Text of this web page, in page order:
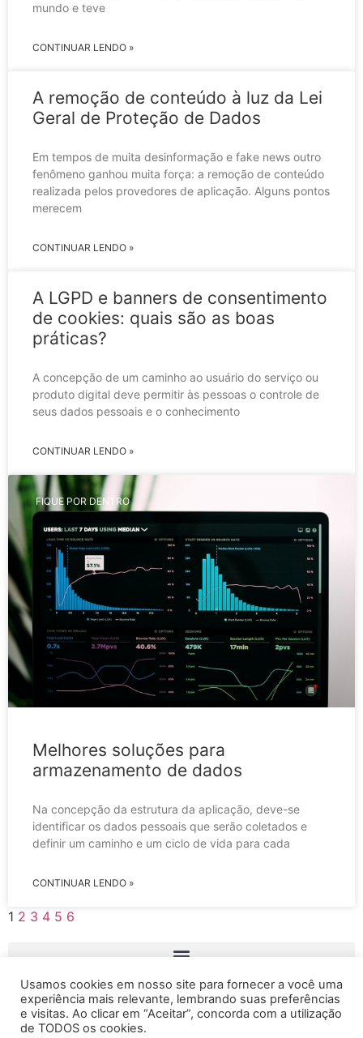
mundo e teve
CONTINUAR LENDO »
A remoção de conteúdo à luz da Lei
Geral de Proteção de Dados
Em tempos de muita desinformação e fake news outro
fenômeno ganhou muita força: a remoção de conteúdo
realizada pelos provedores de aplicação. Alguns pontos
merecem
CONTINUAR LENDO »
A LGPD e banners de consentimento
de cookies: quais são as boas
práticas?
A concepção de um caminho ao usuário do serviço ou
produto digital deve permitir às pessoas o controle de
seus dados pessoais e o conhecimento
CONTINUAR LENDO »
FIQUE POR DENTRO
Melhores soluções para
armazenamento de dados
Na concepção da estrutura da aplicação, deve-se
identificar os dados pessoais que serão coletados e
definir um caminho e um ciclo de vida para cada
CONTINUAR LENDO »
1 2 3 4 5 6
Usamos cookies em nosso site para fornecer a você uma
experiência mais relevante, lembrando suas preferências
e visitas. Ao clicar em “Aceitar”, concorda com a utilização
de TODOS os cookies.